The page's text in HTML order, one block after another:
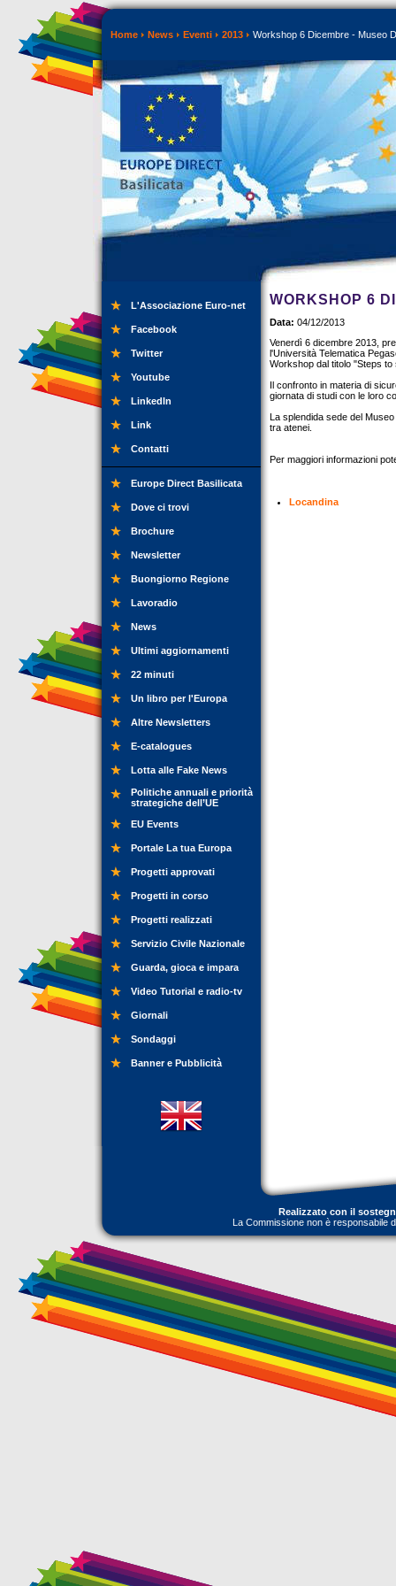
Home News Eventi 2013 Workshop 6 Dicembre - Museo
L'Associazione Euro-net
Facebook
Twitter
Youtube
LinkedIn
Link
Contatti
Europe Direct Basilicata
Dove ci trovi
Brochure
Newsletter
Buongiorno Regione
Lavoradio
News
Ultimi aggiornamenti
22 minuti
Un libro per l'Europa
Altre Newsletters
E-catalogues
Lotta alle Fake News
Politiche annuali e priorità
strategiche dell’UE
EU Events
Portale La tua Europa
Progetti approvati
Progetti in corso
Progetti realizzati
Servizio Civile Nazionale
Guarda, gioca e impara
Video Tutorial e radio-tv
Giornali
Sondaggi
Banner e Pubblicità
WORKSHOP 6
Data: 04/12/2013
Venerdì 6 dicembre 2013,
l'Università Telematica
Workshop dal titolo "Steps
Il confronto in materia di
giornata di studi con le loro
La splendida sede del
tra atenei.
Per maggiori informazioni
Locandina
Realizzato con il
La Commissione non è responsabile